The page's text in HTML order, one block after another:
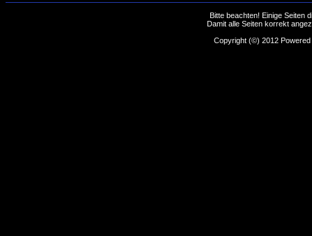
Bitte beachten! Einige Seiten
Damit alle Seiten korrekt
Copyright (©) 2012